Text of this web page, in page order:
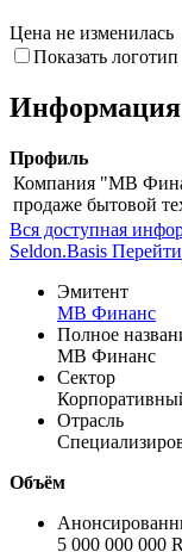
Снижение цены
Рост цены
Цена не изменилась
Профиль
Компания "МВ
продаже бытовой
Вся доступная
Seldon.Basis Перейти
Эмитент
МВ Финанс
Полное
МВ Финанс
Сектор
Корпоративный